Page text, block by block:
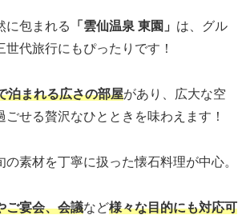
に包まれる 「雲仙温泉 東園」 は、グル
世代旅行にもぴったりです！
泊まれる広さの部屋があり、広大な空
ごせる贅沢なひとときを味わえます！
の素材を丁寧に扱った懐石料理が中心。
ご宴会、会議など様々な目的にも対応可